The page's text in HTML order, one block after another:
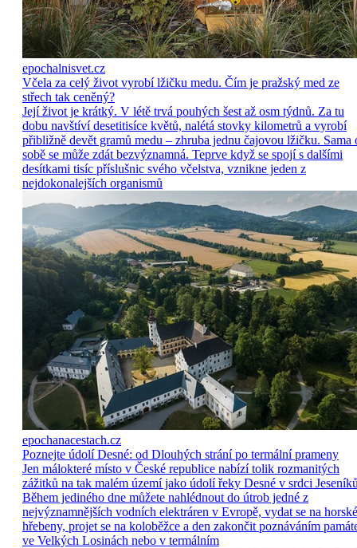
epochalnisvet.cz
Včela za celý život vyrobí lžičku medu. Čím je pražský med ze
střech tak ceněný?
Její život je krátký. V létě trvá pouhých šest až osm týdnů. Za tu
dobu navštíví desetitisíce květů, nalétá stovky kilometrů a vyrobí
přibližně devět gramů medu – zhruba jednu čajovou lžičku. Sama
sobě se může zdát bezvýznamná. Teprve když se spojí s dalšími
desítkami tisíc příslušnic svého včelstva, vznikne jeden z
nejdokonalejších organismů
epochanacestach.cz
Poznejte údolí Desné: od Dlouhých strání po termální prameny
Jen málokteré místo v České republice nabízí tolik rozmanitých
zážitků na tak malém území jako údolí řeky Desné v srdci
Během jediného dne můžete nahlédnout do útrob jedné z
nejvýznamnějších vodních elektráren v Evropě, vydat se na horské
hřebeny, projet se na koloběžce a den zakončit poznáváním
ve Velkých Losinách nebo v termálním